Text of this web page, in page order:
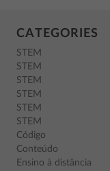
CATEGORIES
STEM
STEM
STEM
STEM
STEM
STEM
Código
Conteúdo
Ensino à distância